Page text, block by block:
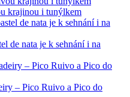
krajinou i tunýlkem
de nata je k sehnání i na
– Pico Ruivo a Pico do